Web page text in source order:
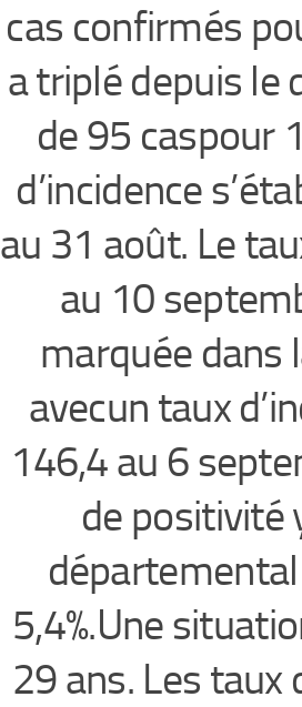
cas confirmés
a triplé depuis le
de 95 caspour
d’incidence
au 31 août. Le
au 10
marquée dans
avecun taux
146,4 au 6
de positivité
départemental
5,4%.Une
29 ans. Les taux